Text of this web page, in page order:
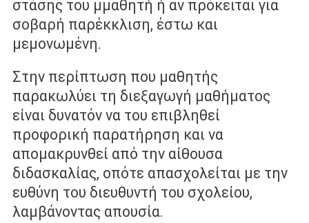
στάσης του µμαθητή ή αν πρόκειται για
σοβαρή παρέκκλιση, έστω και
µεµονωµένη.
Στην περίπτωση που µαθητής
παρακωλύει τη διεξαγωγή µαθήµατος
είναι δυνατόν να του επιβληθεί
προφορική παρατήρηση και να
απομακρυνθεί από την αίθουσα
διδασκαλίας, οπότε απασχολείται µε την
ευθύνη του διευθυντή του σχολείου,
λαµβάνοντας απουσία.